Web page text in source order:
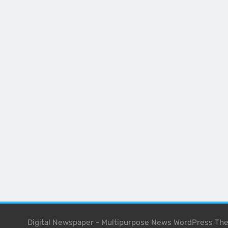
Digital Newspaper - Multipurpose News WordPress